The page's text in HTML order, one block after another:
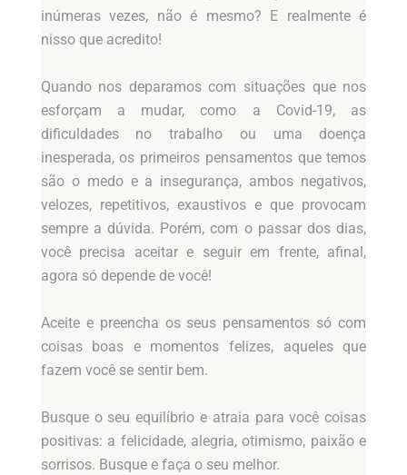
inúmeras vezes, não é mesmo? E realmente é
nisso que acredito!
Quando nos deparamos com situações que nos
esforçam a mudar, como a Covid-19, as
dificuldades no trabalho ou uma doença
inesperada, os primeiros pensamentos que temos
são o medo e a insegurança, ambos negativos,
velozes, repetitivos, exaustivos e que provocam
sempre a dúvida. Porém, com o passar dos dias,
você precisa aceitar e seguir em frente, afinal,
agora só depende de você!
Aceite e preencha os seus pensamentos só com
coisas boas e momentos felizes, aqueles que
fazem você se sentir bem.
Busque o seu equilíbrio e atraia para você coisas
positivas: a felicidade, alegria, otimismo, paixão e
sorrisos. Busque e faça o seu melhor.